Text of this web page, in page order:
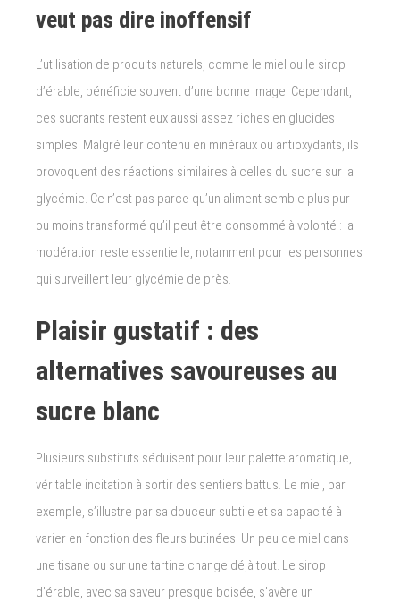
veut pas dire inoffensif
L’utilisation de produits naturels, comme le miel ou le sirop
d’érable, bénéficie souvent d’une bonne image. Cependant,
ces sucrants restent eux aussi assez riches en glucides
simples. Malgré leur contenu en minéraux ou antioxydants, ils
provoquent des réactions similaires à celles du sucre sur la
glycémie. Ce n’est pas parce qu’un aliment semble plus pur
ou moins transformé qu’il peut être consommé à volonté : la
modération reste essentielle, notamment pour les personnes
qui surveillent leur glycémie de près.
Plaisir gustatif : des
alternatives savoureuses au
sucre blanc
Plusieurs substituts séduisent pour leur palette aromatique,
véritable incitation à sortir des sentiers battus. Le miel, par
exemple, s’illustre par sa douceur subtile et sa capacité à
varier en fonction des fleurs butinées. Un peu de miel dans
une tisane ou sur une tartine change déjà tout. Le sirop
d’érable, avec sa saveur presque boisée, s’avère un